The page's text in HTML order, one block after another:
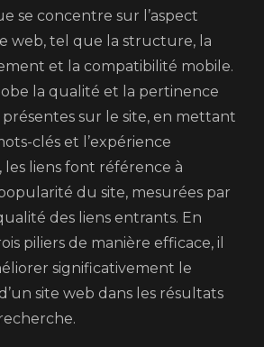
se concentre sur l’aspect
web, tel que la structure, la
et la compatibilité mobile.
la qualité et la pertinence
sur le site, en mettant
clés et l’expérience
liens font référence à
du site, mesurées par
des liens entrants. En
piliers de manière efficace, il
significativement le
site web dans les résultats